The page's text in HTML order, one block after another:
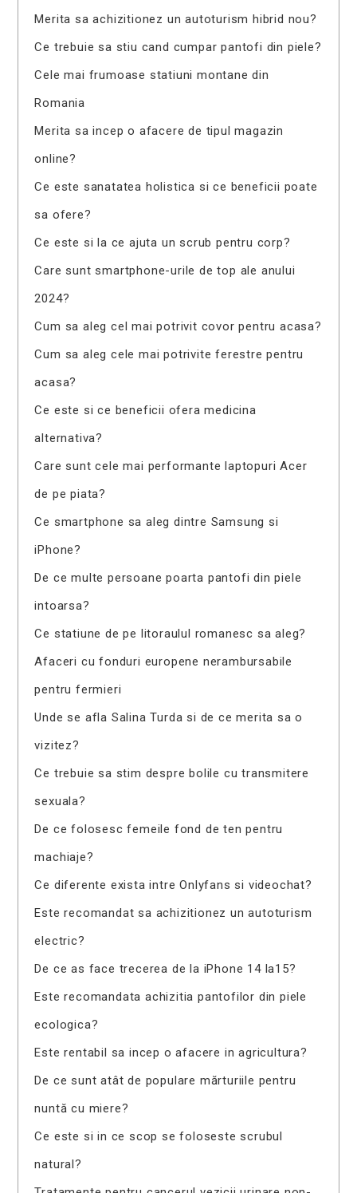
Merita sa achizitionez un autoturism hibrid nou?
Ce trebuie sa stiu cand cumpar pantofi din piele?
Cele mai frumoase statiuni montane din
Romania
Merita sa incep o afacere de tipul magazin
online?
Ce este sanatatea holistica si ce beneficii poate
sa ofere?
Ce este si la ce ajuta un scrub pentru corp?
Care sunt smartphone-urile de top ale anului
2024?
Cum sa aleg cel mai potrivit covor pentru acasa?
Cum sa aleg cele mai potrivite ferestre pentru
acasa?
Ce este si ce beneficii ofera medicina
alternativa?
Care sunt cele mai performante laptopuri Acer
de pe piata?
Ce smartphone sa aleg dintre Samsung si
iPhone?
De ce multe persoane poarta pantofi din piele
intoarsa?
Ce statiune de pe litoraulul romanesc sa aleg?
Afaceri cu fonduri europene nerambursabile
pentru fermieri
Unde se afla Salina Turda si de ce merita sa o
vizitez?
Ce trebuie sa stim despre bolile cu transmitere
sexuala?
De ce folosesc femeile fond de ten pentru
machiaje?
Ce diferente exista intre Onlyfans si videochat?
Este recomandat sa achizitionez un autoturism
electric?
De ce as face trecerea de la iPhone 14 la15?
Este recomandata achizitia pantofilor din piele
ecologica?
Este rentabil sa incep o afacere in agricultura?
De ce sunt atât de populare mărturiile pentru
nuntă cu miere?
Ce este si in ce scop se foloseste scrubul
natural?